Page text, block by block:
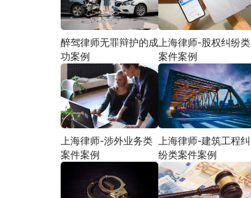
醉驾律师无罪辩护的成
功案例
上海律师-股权纠纷类
案件案例
上海律师-涉外业务类
案件案例
上海律师-建筑工程纠
纷类案件案例